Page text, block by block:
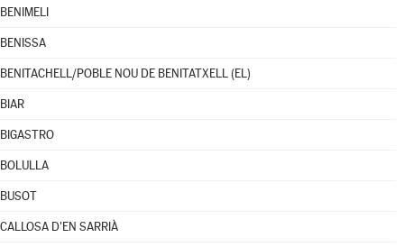
BENIMELI
BENISSA
BENITACHELL/POBLE NOU DE BENITATXELL (EL)
BIAR
BIGASTRO
BOLULLA
BUSOT
CALLOSA D'EN SARRIÀ